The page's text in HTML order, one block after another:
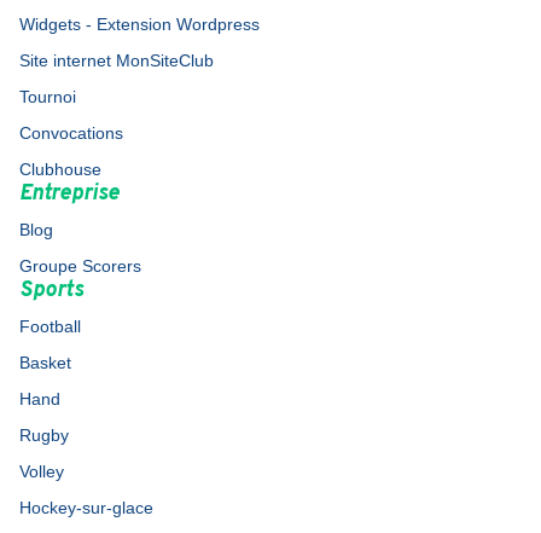
Widgets - Extension Wordpress
Site internet MonSiteClub
Tournoi
Convocations
Clubhouse
Entreprise
Blog
Groupe Scorers
Sports
Football
Basket
Hand
Rugby
Volley
Hockey-sur-glace